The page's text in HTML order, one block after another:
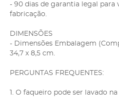
- 90 dias de garantia legal para
fabricação.
DIMENSÕES
- Dimensões Embalagem
34,7 x 8,5 cm.
PERGUNTAS FREQUENTES:
1. O faqueiro pode ser lavado